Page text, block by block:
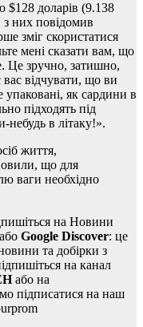
$128 доларів (9.138
з них повідомив
зміг скористатися
мені сказати вам, що
Це зручно, затишно,
відчувати, що ви
упаковані, як сардини в
підходять під
в літаку!».
життя,
що для
ваги необхідно
на Новини
або Google Discover: це
та добірки з
на канал
або на
підписатися на наш